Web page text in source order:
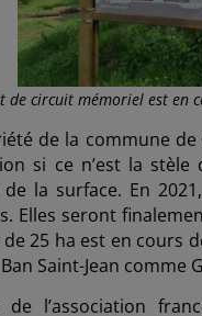
de circuit mémoriel est en
de la commune
si ce n’est la
la surface. En
Elles seront
25 ha est en cours
Saint-Jean comme
l’association